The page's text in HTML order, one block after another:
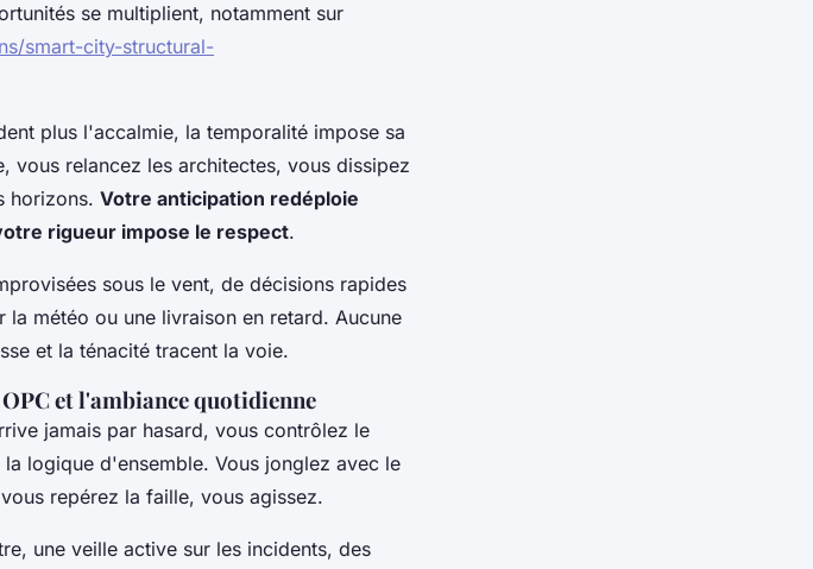
se multiplient, notamment sur
smart-city-structural-
plus l'accalmie, la temporalité impose sa
vous relancez les architectes, vous dissipez
horizons. Votre anticipation redéploie
rigueur impose le respect.
sous le vent, de décisions rapides
la météo ou une livraison en retard. Aucune
et la ténacité tracent la voie.
et l'ambiance quotidienne
jamais par hasard, vous contrôlez le
logique d'ensemble. Vous jonglez avec le
repérez la faille, vous agissez.
une veille active sur les incidents, des